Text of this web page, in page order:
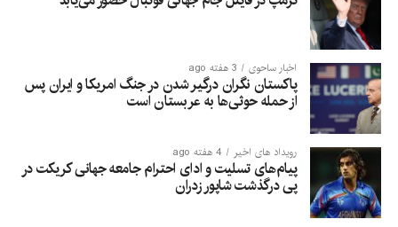
اخبار ساحوی 3 هفته ago
پاکستان نگران درگیر شدن در جنگ امریکا و ایران پس
از حمله حوثی‌ها به عربستان است
رویداد های اخیر 4 هفته ago
پیام‌های تسلیت و ادای احترام جامعه جهانی کریکت در
پی درگذشت شاپور زدران